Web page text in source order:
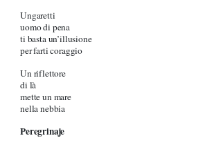
Ungaretti
uomo di pena
ti basta un’illusione
per farti coraggio
Un riflettore
di là
mette un mare
nella nebbia
Peregrinaje